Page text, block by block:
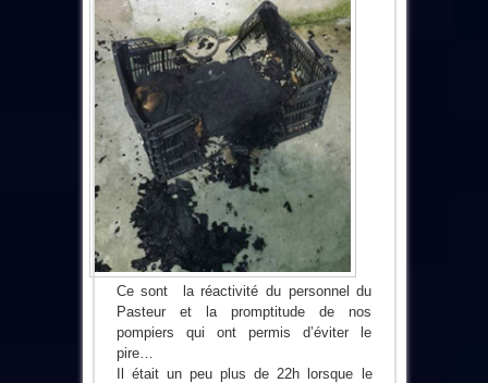
Ce sont la réactivité du personnel du
Pasteur et la promptitude de nos
pompiers qui ont permis d’éviter le
pire…
Il était un peu plus de 22h lorsque le